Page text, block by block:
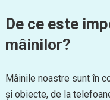
De ce este
mâinilor?
Mâinile noastre sunt în
și obiecte, de la